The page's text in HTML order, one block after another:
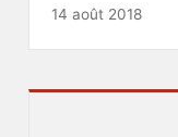
14 août 2018